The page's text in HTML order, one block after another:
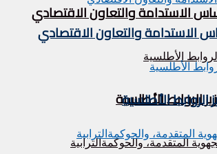
الاستدامة والتعاون الاقتصادي
الروابط الأطلسية
الاستدامة والتعاون الاقتصادي
الروابط الأطلسية